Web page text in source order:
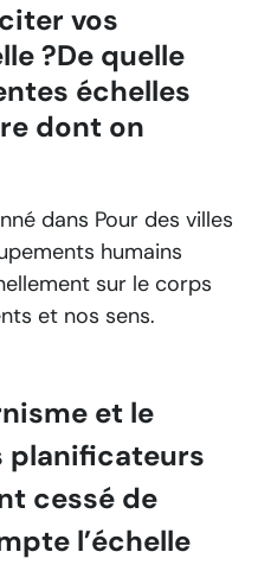
vos
?De quelle
échelles
dont on
dans Pour des villes
humains
sur le corps
et nos sens.
et le
planificateurs
cessé de
l’échelle